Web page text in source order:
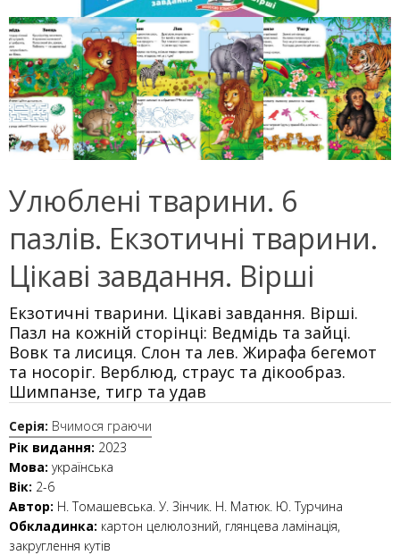
Улюблені тварини. 6
пазлів. Екзотичні тварини.
Цікаві завдання. Вірші
Екзотичні тварини. Цікаві завдання. Вірші.
Пазл на кожній сторінці: Ведмідь та зайці.
Вовк та лисиця. Слон та лев. Жирафа бегемот
та носоріг. Верблюд, страус та дікообраз.
Шимпанзе, тигр та удав
Серія: Вчимося граючи
Рік видання: 2023
Мова: українська
Вік: 2-6
Автор: Н. Томашевська. У. Зінчик. Н. Матюк. Ю. Турчина
Обкладинка: картон целюлозний, глянцева ламінація,
закруглення кутів